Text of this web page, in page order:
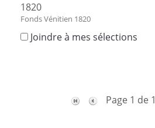
1820
Fonds Vénitien 1820
Joindre à mes sélections
Page 1 de 1